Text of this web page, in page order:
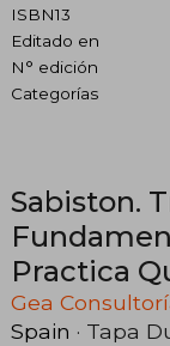
ISBN13
Editado en
N° edición
Categorías
Sabiston.
Practica
Ed. )
Gea
Spain · Tapa